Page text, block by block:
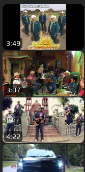
3:49
3:07
4:22